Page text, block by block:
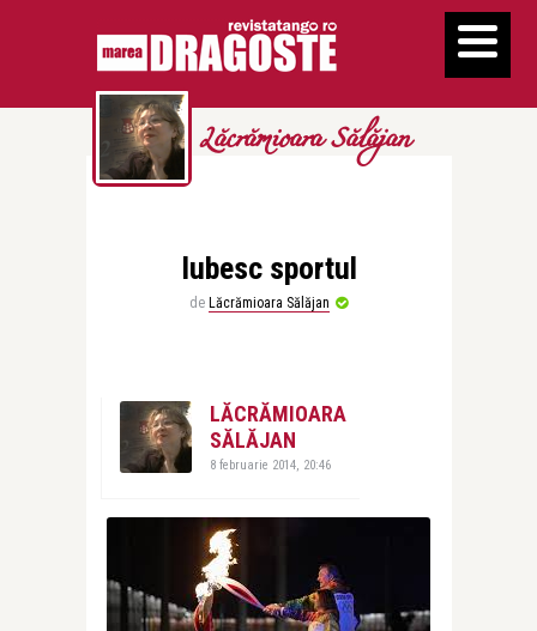
Lăcrămioara Sălăjan
Iubesc sportul
de Lăcrămioara Sălăjan
LĂCRĂMIOARA
SĂLĂJAN
8 februarie 2014, 20:46